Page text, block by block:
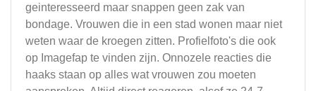
geinteresseerd maar snappen geen zak van
bondage. Vrouwen die in een stad wonen maar niet
weten waar de kroegen zitten. Profielfoto's die ook
op Imagefap te vinden zijn. Onnozele reacties die
haaks staan op alles wat vrouwen zou moeten